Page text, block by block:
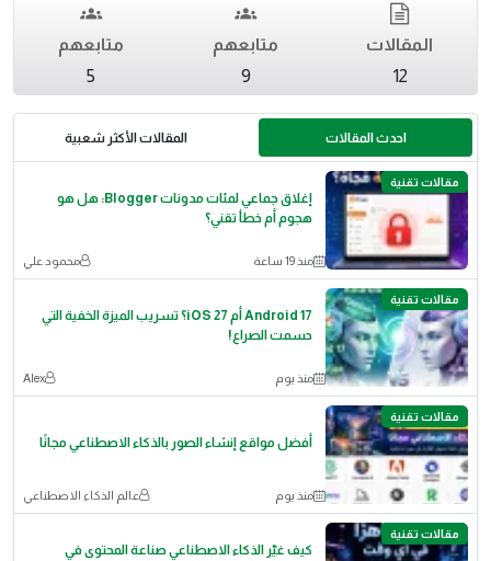
المقالات
12
متابعهم
9
متابعهم
5
احدث المقالات المقالات الأكثر شعبية
مقالات تقنية
إغلاق جماعي لمئات مدونات Blogger: هل هو
هجوم أم خطأ تقني؟
منذ 19 ساعة محمود علي
مقالات تقنية
Android 17 أم iOS 27؟ تسريب الميزة الخفية التي
حسمت الصراع!
منذ يوم Alex
مقالات تقنية
أفضل مواقع إنشاء الصور بالذكاء الاصطناعي مجانًا
منذ يوم عالم الذكاء الاصطناعي
مقالات تقنية
كيف غيّر الذكاء الاصطناعي صناعة المحتوى في